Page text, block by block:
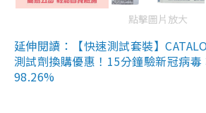
點擊圖片放大
延伸閱讀：【快速測試套裝】
測試劑換購優惠！15分鐘驗新冠病毒
98.26%